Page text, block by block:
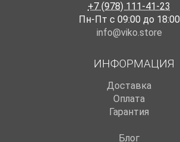
+7 (978) 111-41-23
Пн-Пт с 09:00 до 18:00
info@viko.store
ИНФОРМАЦИЯ
Доставка
Оплата
Гарантия
Блог